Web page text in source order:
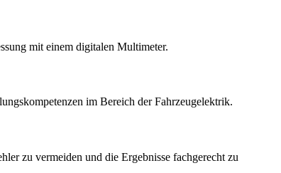
mit einem digitalen Multimeter.
im Bereich der Fahrzeugelektrik.
zu vermeiden und die Ergebnisse fachgerecht zu